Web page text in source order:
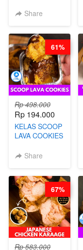
PREMIUM
Share
Rp 498.000
Rp 194.000
KELAS SCOOP
LAVA COOKIES
Share
61%
Rp 583.000
67%